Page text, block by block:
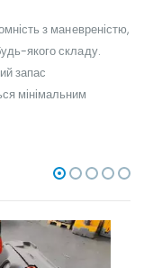
з маневреністю,
якого складу.
запас
мінімальним